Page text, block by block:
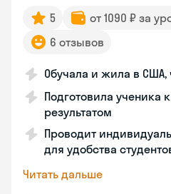
5 от 1090 ₽ за
6 отзывов
Обучала и жила в США,
Подготовила ученика
результатом
Проводит
для удобства
Читать дальше